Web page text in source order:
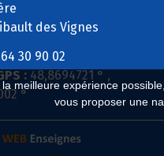
meilleure expérience
vous proposer une
des Vignes
30 90 02
: 48,8694721 ° ,
°